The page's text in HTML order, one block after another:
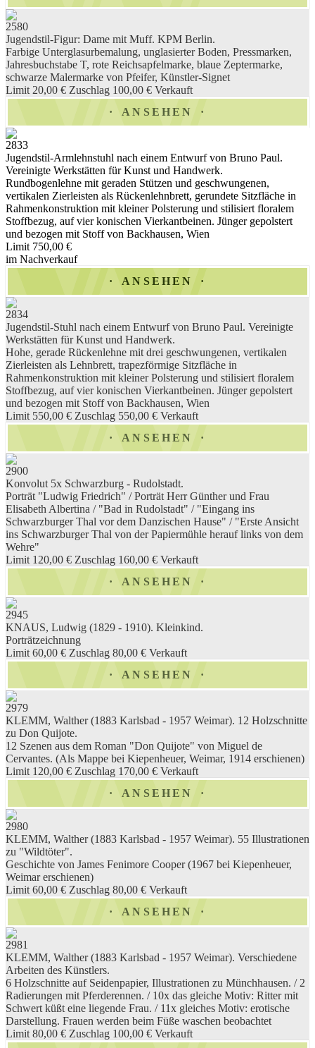
2580
Jugendstil-Figur: Dame mit Muff. KPM Berlin.
Farbige Unterglasurbemalung, unglasierter Boden, Pressmarken,
Jahresbuchstabe T, rote Reichsapfelmarke, blaue Zeptermarke,
schwarze Malermarke von Pfeifer, Künstler-Signet
Limit 20,00 € Zuschlag 100,00 € Verkauft
ANSEHEN
2833
Jugendstil-Armlehnstuhl nach einem Entwurf von Bruno Paul.
Vereinigte Werkstätten für Kunst und Handwerk.
Rundbogenlehne mit geraden Stützen und geschwungenen,
vertikalen Zierleisten als Rückenlehnbrett, gerundete Sitzfläche in
Rahmenkonstruktion mit kleiner Polsterung und stilisiert floralem
Stoffbezug, auf vier konischen Vierkantbeinen. Jünger gepolstert
und bezogen mit Stoff von Backhausen, Wien
Limit 750,00 €
im Nachverkauf
ANSEHEN
2834
Jugendstil-Stuhl nach einem Entwurf von Bruno Paul. Vereinigte
Werkstätten für Kunst und Handwerk.
Hohe, gerade Rückenlehne mit drei geschwungenen, vertikalen
Zierleisten als Lehnbrett, trapezförmige Sitzfläche in
Rahmenkonstruktion mit kleiner Polsterung und stilisiert floralem
Stoffbezug, auf vier konischen Vierkantbeinen. Jünger gepolstert
und bezogen mit Stoff von Backhausen, Wien
Limit 550,00 € Zuschlag 550,00 € Verkauft
ANSEHEN
2900
Konvolut 5x Schwarzburg - Rudolstadt.
Porträt "Ludwig Friedrich" / Porträt Herr Günther und Frau
Elisabeth Albertina / "Bad in Rudolstadt" / "Eingang ins
Schwarzburger Thal vor dem Danzischen Hause" / "Erste Ansicht
ins Schwarzburger Thal von der Papiermühle herauf links von dem
Wehre"
Limit 120,00 € Zuschlag 160,00 € Verkauft
ANSEHEN
2945
KNAUS, Ludwig (1829 - 1910). Kleinkind.
Porträtzeichnung
Limit 60,00 € Zuschlag 80,00 € Verkauft
ANSEHEN
2979
KLEMM, Walther (1883 Karlsbad - 1957 Weimar). 12 Holzschnitte
zu Don Quijote.
12 Szenen aus dem Roman "Don Quijote" von Miguel de
Cervantes. (Als Mappe bei Kiepenheuer, Weimar, 1914 erschienen)
Limit 120,00 € Zuschlag 170,00 € Verkauft
ANSEHEN
2980
KLEMM, Walther (1883 Karlsbad - 1957 Weimar). 55 Illustrationen
zu "Wildtöter".
Geschichte von James Fenimore Cooper (1967 bei Kiepenheuer,
Weimar erschienen)
Limit 60,00 € Zuschlag 80,00 € Verkauft
ANSEHEN
2981
KLEMM, Walther (1883 Karlsbad - 1957 Weimar). Verschiedene
Arbeiten des Künstlers.
6 Holzschnitte auf Seidenpapier, Illustrationen zu Münchhausen. / 2
Radierungen mit Pferderennen. / 10x das gleiche Motiv: Ritter mit
Schwert küßt eine liegende Frau. / 11x gleiches Motiv: erotische
Darstellung. Frauen werden beim Füße waschen beobachtet
Limit 80,00 € Zuschlag 100,00 € Verkauft